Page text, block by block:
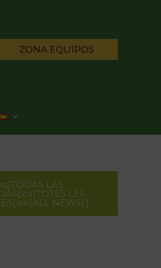
ZONA EQUIPOS
LAS
LES
NEWS[:]